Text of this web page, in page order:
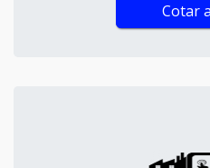
Cotar